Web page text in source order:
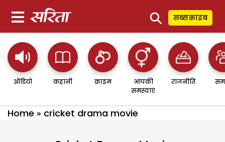
⚲ सब्सक्राइब
ऑडियो कहानी क्राइम
आपकी
समस्याएं
राजनीति
Home » cricket drama movie